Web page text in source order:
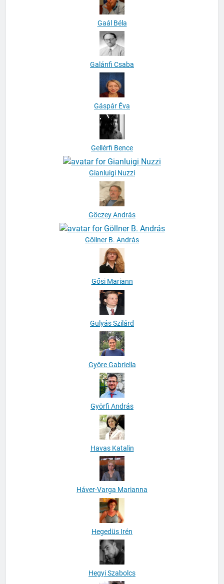
Gaál Béla
Galánfi Csaba
Gáspár Éva
Gellérfi Bence
Gianluigi Nuzzi
Göczey András
Göllner B. András
Gősi Mariann
Gulyás Szilárd
Györe Gabriella
Györfi András
Havas Katalin
Háver-Varga Marianna
Hegedüs Irén
Hegyi Szabolcs